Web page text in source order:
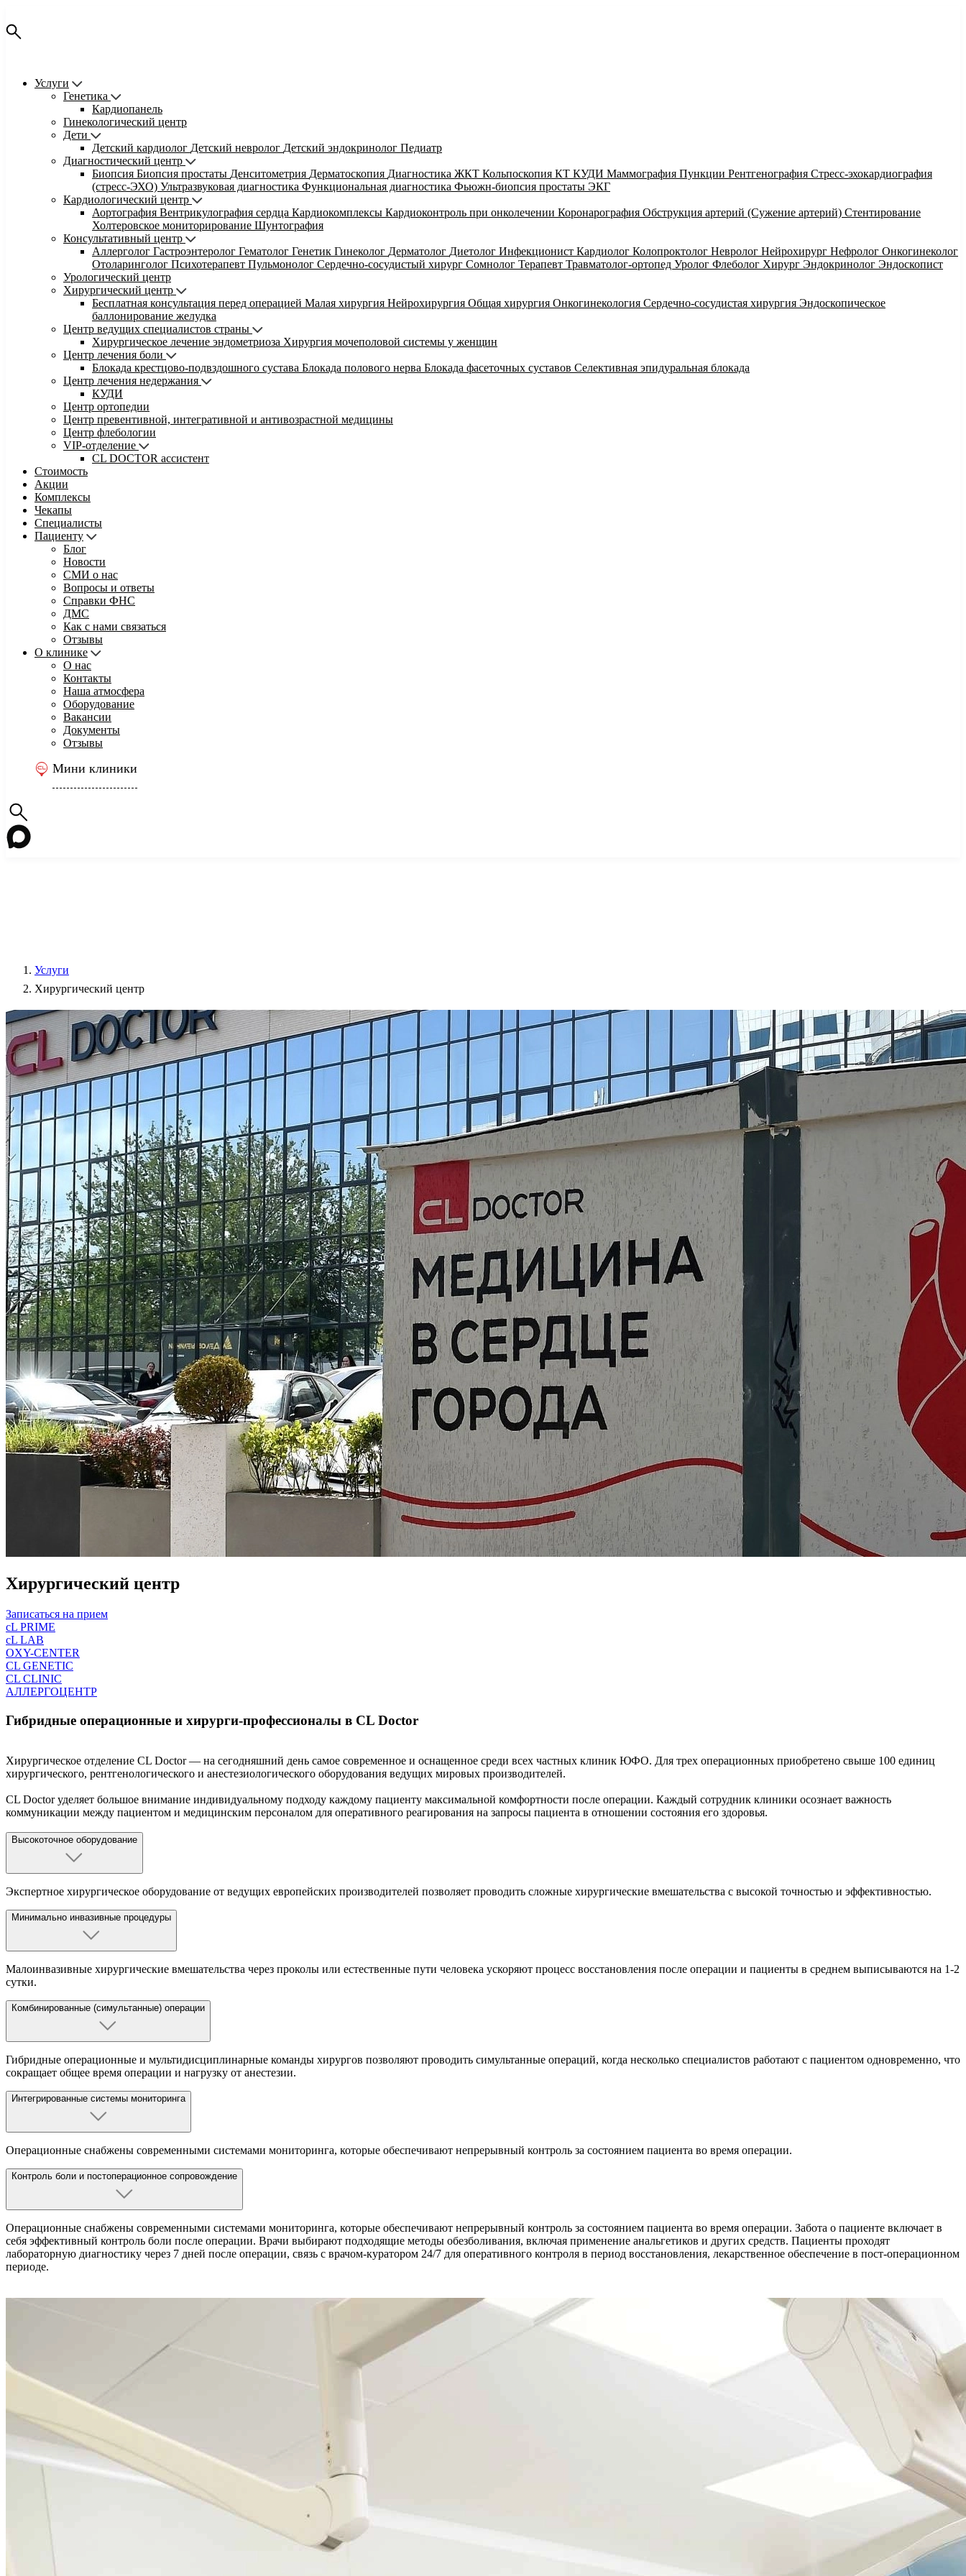
Услуги
Генетика
Кардиопанель
Гинекологический центр
Дети
Детский кардиолог Детский невролог Детский эндокринолог Педиатр
Диагностический центр
Биопсия Биопсия простаты Денситометрия Дерматоскопия Диагностика ЖКТ Кольпоскопия КТ КУДИ Маммография Пункции Рентгенография Стресс-эхокардиография
(стресс-ЭХО) Ультразвуковая диагностика Функциональная диагностика Фьюжн-биопсия простаты ЭКГ
Кардиологический центр
Аортография Вентрикулография сердца Кардиокомплексы Кардиоконтроль при онколечении Коронарография Обструкция артерий (Сужение артерий) Стентирование
Холтеровское мониторирование Шунтография
Консультативный центр
Аллерголог Гастроэнтеролог Гематолог Генетик Гинеколог Дерматолог Диетолог Инфекционист Кардиолог Колопроктолог Невролог Нейрохирург Нефролог Онкогинеколог
Отоларинголог Психотерапевт Пульмонолог Сердечно-сосудистый хирург Сомнолог Терапевт Травматолог-ортопед Уролог Флеболог Хирург Эндокринолог Эндоскопист
Урологический центр
Хирургический центр
Бесплатная консультация перед операцией Малая хирургия Нейрохирургия Общая хирургия Онкогинекология Сердечно-сосудистая хирургия Эндоскопическое
баллонирование желудка
Центр ведущих специалистов страны
Хирургическое лечение эндометриоза Хирургия мочеполовой системы у женщин
Центр лечения боли
Блокада крестцово-подвздошного сустава Блокада полового нерва Блокада фасеточных суставов Селективная эпидуральная блокада
Центр лечения недержания
КУДИ
Центр ортопедии
Центр превентивной, интегративной и антивозрастной медицины
Центр флебологии
VIP-отделение
CL DOCTOR ассистент
Стоимость
Акции
Комплексы
Чекапы
Специалисты
Пациенту
Блог
Новости
СМИ о нас
Вопросы и ответы
Справки ФНС
ДМС
Как с нами связаться
Отзывы
О клинике
О нас
Контакты
Наша атмосфера
Оборудование
Вакансии
Документы
Отзывы
Мини клиники
Услуги
Хирургический центр
Хирургический центр
Записаться на прием
cL PRIME
cL LAB
OXY-CENTER
CL GENETIC
CL CLINIC
АЛЛЕРГОЦЕНТР
Гибридные операционные и хирурги-профессионалы в CL Doctor
Хирургическое отделение CL Doctor — на сегодняшний день самое современное и оснащенное среди всех частных клиник ЮФО. Для трех операционных приобретено свыше 100 единиц
хирургического, рентгенологического и анестезиологического оборудования ведущих мировых производителей.
CL Doctor уделяет большое внимание индивидуальному подходу каждому пациенту максимальной комфортности после операции. Каждый сотрудник клиники осознает важность
коммуникации между пациентом и медицинским персоналом для оперативного реагирования на запросы пациента в отношении состояния его здоровья.
Высокоточное оборудование
Экспертное хирургическое оборудование от ведущих европейских производителей позволяет проводить сложные хирургические вмешательства с высокой точностью и эффективностью.
Минимально инвазивные процедуры
Малоинвазивные хирургические вмешательства через проколы или естественные пути человека ускоряют процесс восстановления после операции и пациенты в среднем выписываются на 1-2
сутки.
Комбинированные (симультанные) операции
Гибридные операционные и мультидисциплинарные команды хирургов позволяют проводить симультанные операций, когда несколько специалистов работают с пациентом одновременно, что
сокращает общее время операции и нагрузку от анестезии.
Интегрированные системы мониторинга
Операционные снабжены современными системами мониторинга, которые обеспечивают непрерывный контроль за состоянием пациента во время операции.
Контроль боли и постоперационное сопровождение
Операционные снабжены современными системами мониторинга, которые обеспечивают непрерывный контроль за состоянием пациента во время операции. Забота о пациенте включает в
себя эффективный контроль боли после операции. Врачи выбирают подходящие методы обезболивания, включая применение анальгетиков и других средств. Пациенты проходят
лабораторную диагностику через 7 дней после операции, связь с врачом-куратором 24/7 для оперативного контроля в период восстановления, лекарственное обеспечение в пост-операционном
периоде.